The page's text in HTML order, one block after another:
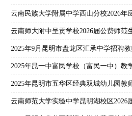
云南民族大学附属中学西山分校2026年
云南师大附中呈贡学校2026届公费师范
2025年9月昆明市盘龙区汇承中学招聘
2025年昆一中富民学校（富民一中）教
2025年昆明市五华区经典双城幼儿园教